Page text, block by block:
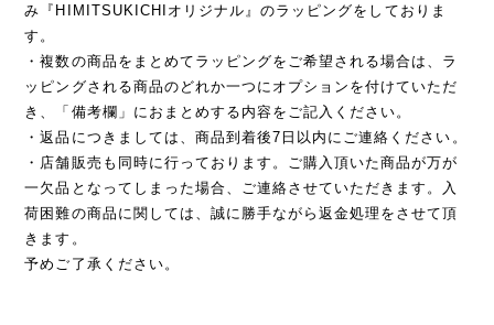
み『HIMITSUKICHIオリジナル』のラッピングをしておりま
す。
・複数の商品をまとめてラッピングをご希望される場合は、ラ
ッピングされる商品のどれか一つにオプションを付けていただ
き、「備考欄」におまとめする内容をご記入ください。
・返品につきましては、商品到着後7日以内にご連絡ください。
・店舗販売も同時に行っております。ご購入頂いた商品が万が
一欠品となってしまった場合、ご連絡させていただきます。入
荷困難の商品に関しては、誠に勝手ながら返金処理をさせて頂
きます。
予めご了承ください。